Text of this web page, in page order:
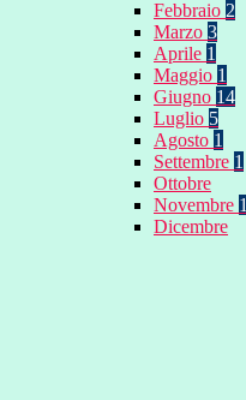
Febbraio 2
Marzo 3
Aprile 1
Maggio 1
Giugno 14
Luglio 5
Agosto 1
Settembre 1
Ottobre
Novembre 1
Dicembre